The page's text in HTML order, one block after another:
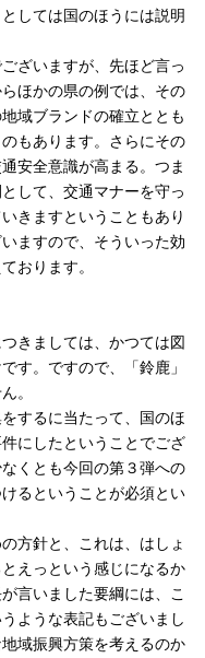
しては国のほうには説明
ざいますが、先ほど言っ
ほかの県の例では、その
域ブランドの確立ととも
もあります。さらにその
安全意識が高まる。つま
して、交通マナーを守っ
きますということもあり
ますので、そういった効
おります。
きましては、かつては図
す。ですので、「鈴鹿」
。
するに当たって、国のほ
にしたということでござ
くとも今回の第３弾への
るということが必須とい
方針と、これは、はしょ
えっという感じになるか
言いました要綱には、こ
ような表記もございまし
域振興方策を考えるのか